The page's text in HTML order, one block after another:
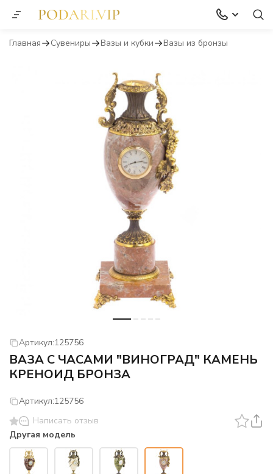
Главная Сувениры Вазы и кубки Вазы из бронзы
Артикул:125756
ВАЗА С ЧАСАМИ "ВИНОГРАД" КАМЕНЬ
КРЕНОИД БРОНЗА
Артикул:125756
Написать отзыв
Другая модель